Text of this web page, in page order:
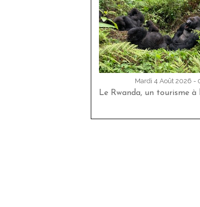
Mardi 4 Août 2026 -
Le Rwanda, un tourisme